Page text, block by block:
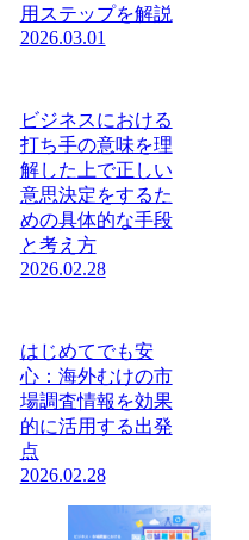
用ステップを解説
2026.03.01
ビジネスにおける
打ち手の意味を理
解した上で正しい
意思決定をするた
めの具体的な手段
と考え方
2026.02.28
はじめてでも安
心：海外むけの市
場調査情報を効果
的に活用する出発
点
2026.02.28